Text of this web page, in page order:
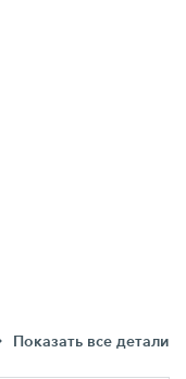
Показать все детали